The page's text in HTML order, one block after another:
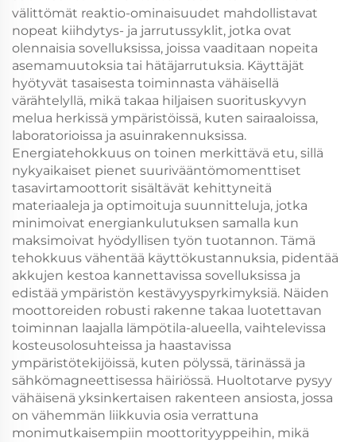
välittömät reaktio-ominaisuudet mahdollistavat
nopeat kiihdytys- ja jarrutussyklit, jotka ovat
olennaisia sovelluksissa, joissa vaaditaan nopeita
asemamuutoksia tai hätäjarrutuksia. Käyttäjät
hyötyvät tasaisesta toiminnasta vähäisellä
värähtelyllä, mikä takaa hiljaisen suorituskyvyn
melua herkissä ympäristöissä, kuten sairaaloissa,
laboratorioissa ja asuinrakennuksissa.
Energiatehokkuus on toinen merkittävä etu, sillä
nykyaikaiset pienet suurivääntömomenttiset
tasavirtamoottorit sisältävät kehittyneitä
materiaaleja ja optimoituja suunnitteluja, jotka
minimoivat energiankulutuksen samalla kun
maksimoivat hyödyllisen työn tuotannon. Tämä
tehokkuus vähentää käyttökustannuksia, pidentää
akkujen kestoa kannettavissa sovelluksissa ja
edistää ympäristön kestävyyspyrkimyksiä. Näiden
moottoreiden robusti rakenne takaa luotettavan
toiminnan laajalla lämpötila-alueella, vaihtelevissa
kosteusolosuhteissa ja haastavissa
ympäristötekijöissä, kuten pölyssä, tärinässä ja
sähkömagneettisessa häiriössä. Huoltotarve pysyy
vähäisenä yksinkertaisen rakenteen ansiosta, jossa
on vähemmän liikkuvia osia verrattuna
monimutkaisempiin moottorityyppeihin, mikä